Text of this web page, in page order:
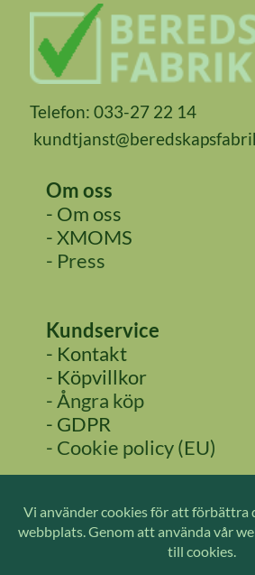
Telefon: 033-27 22 14
Om oss
- Om oss
- XMOMS
- Press
Kundservice
- Kontakt
- Köpvillkor
- Ångra köp
- GDPR
- Cookie policy (EU)
Följ oss